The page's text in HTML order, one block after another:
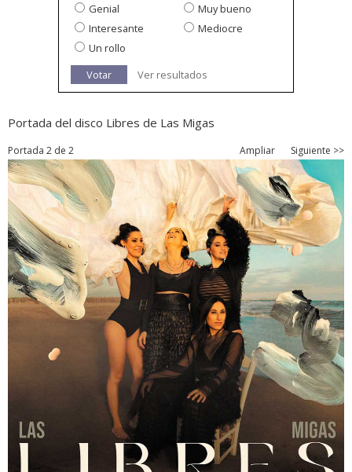
Genial
Muy bueno
Interesante
Mediocre
Un rollo
Votar
Ver resultados
Portada del disco Libres de Las Migas
Portada 2 de 2 Ampliar Siguiente >>